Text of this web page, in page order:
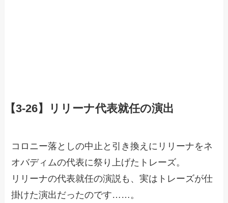
【3-26】リリーナ代表就任の演出
コロニー落としの中止と引き換えにリリーナをネ
オバディムの代表に祭り上げたトレーズ。
リリーナの代表就任の演説も、実はトレーズが仕
掛けた演出だったのです……。